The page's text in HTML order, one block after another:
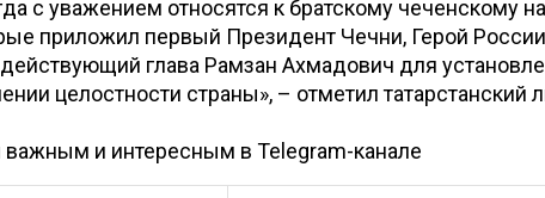
с уважением относятся к братскому чеченскому
приложил первый Президент Чечни, Герой
глава Рамзан Ахмадович для
целостности страны», – отметил татарстанский
и интересным в Telegram-канале